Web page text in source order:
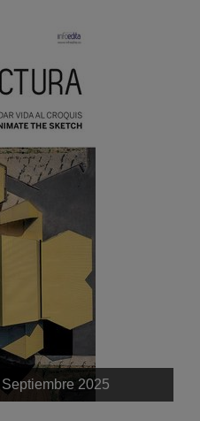
2025